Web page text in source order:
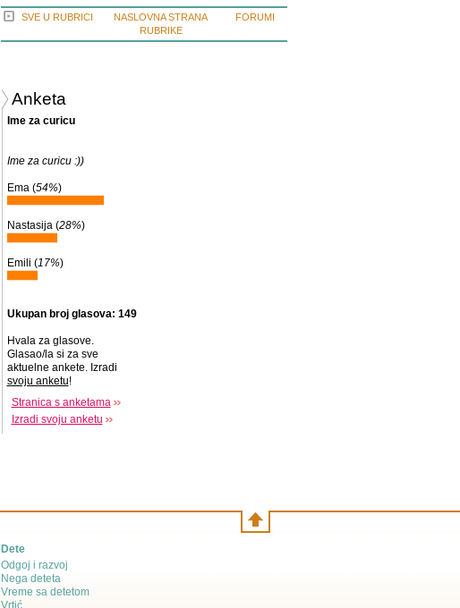
SVE U RUBRICI
NASLOVNA STRANA
RUBRIKE
FORUMI
Anketa
Ime za curicu
Ime za curicu :))
Ema (54%)
Nastasija (28%)
Emili (17%)
Ukupan broj glasova: 149
Hvala za glasove.
Glasao/la si za sve
aktuelne ankete. Izradi
svoju anketu!
Stranica s anketama
Izradi svoju anketu
Dete
Odgoj i razvoj
Nega deteta
Vreme sa detetom
Vrtić